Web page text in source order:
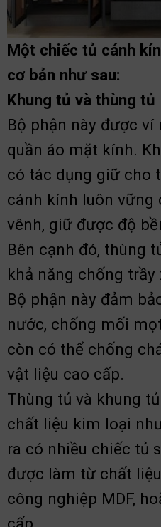
Một chiếc tủ cánh
cơ bản như sau:
Khung tủ và thùng tủ
Bộ phận này được
quần áo mặt kính.
có tác dụng giữ cho
cánh kính luôn vững
vênh, giữ được độ
Bên cạnh đó, thùng
khả năng chống
Bộ phận này đảm
nước, chống mối
còn có thể chống
vật liệu cao cấp.
Thùng tủ và khung
chất liệu kim loại
ra có nhiều chiếc tủ
được làm từ chất
công nghiệp MDF,
cấp.